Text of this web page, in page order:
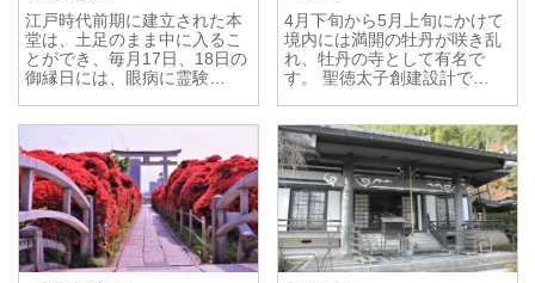
江戸時代前期に建立された本
堂は、土足のまま中に入るこ
とができ、毎月17日、18日の
御縁日には、眼病に霊験…
4月下旬から5月上旬にかけて
境内には満開の牡丹が咲き乱
れ、牡丹の寺として有名で
す。 聖徳太子創建設計で…